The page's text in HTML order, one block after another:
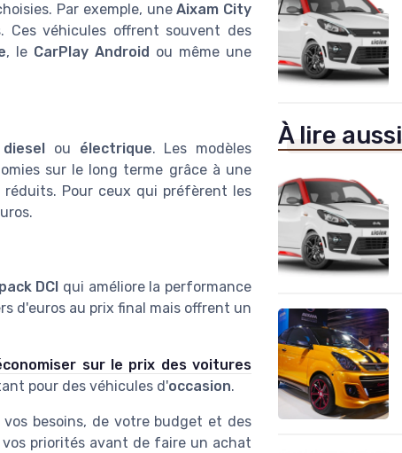
Par exemple, uneAixam City
véhicules offrent souvent des
, le CarPlay Android ou même une
diesel ou électrique. Les modèles
sur le long terme grâce à une
Pour ceux qui préfèrent les
pack DCI qui améliore la performance
d'euros au prix final mais offrent un
sur le prix des voitures
pour des véhicules d'occasion.
besoins, de votre budget et des
priorités avant de faire un achat
À lire aussi